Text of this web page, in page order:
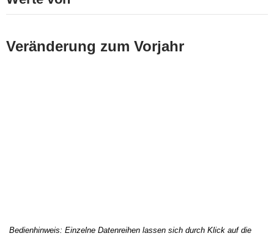
Veränderung zum Vorjahr
Bedienhinweis: Einzelne Datenreihen lassen sich durch Klick auf die